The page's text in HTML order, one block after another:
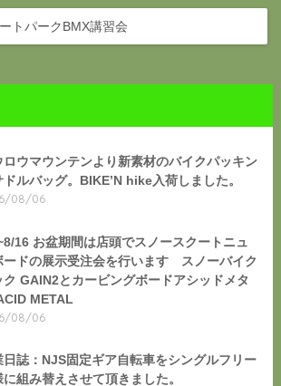
トパークBMX講習会
ロウマウンテンより新素材のバイクパッキン
ドルバッグ。BIKE’N hike入荷しました。
08/06
16 お盆期間は店頭でスノースクートニュ
ードの展示受注会を行います スノーバイク
ク GAIN2とカービングボードアシッドメタ
METAL
08/06
日誌：NJS固定ギア自転車をシングルフリー
に組み替えさせて頂きました。